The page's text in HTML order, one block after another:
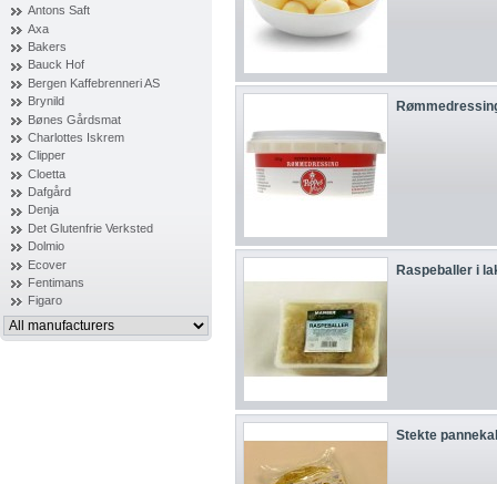
Antons Saft
Axa
Bakers
Bauck Hof
Bergen Kaffebrenneri AS
Brynild
Bønes Gårdsmat
Charlottes Iskrem
Clipper
Cloetta
Dafgård
Denja
Det Glutenfrie Verksted
Dolmio
Ecover
Fentimans
Figaro
Raspeballer i
Stekte